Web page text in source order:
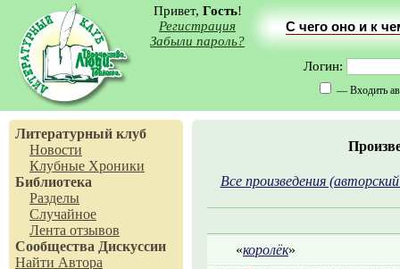
Привет, Гость!
Регистрация
Забыли пароль?
С чего оно и к
Логин:
— Входить
Литературный клуб
Новости
Клубные Хроники
Библиотека
Разделы
Случайное
Лента отзывов
Сообщества Дискуссии
Найти Автора
Все произведения
«королёк»